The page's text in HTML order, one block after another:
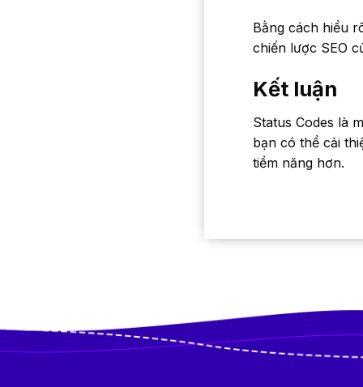
Bằng cách hiểu
chiến lược SEO
Kết luận
Status Codes là
bạn có thể cải
tiềm năng hơn.